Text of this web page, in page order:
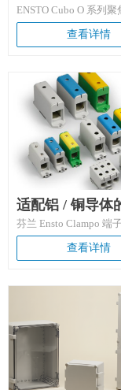
ENSTO Cubo O 系列聚
业场景，IP66/67 防护
聚碳酸酯材质，尺寸覆
400×600×187mm，支
拓展深度，前 / 后开门
配大型设备、控制柜配
EN62208 标准认证，是
业的可靠防护选择。
查看详情
适配铝 / 铜导体
接线端子
芬兰 Ensto Clampo 端
覆盖 1.5mm²-300mm²
格，含通用、分支、设
导体适配，额定电流
730A、绝缘电压 400V-
证，聚碳酸酯 / 尼龙材
40℃~+80℃极端环境，
业自动化、配电面板、
等场景，是兼顾通用
查看详情